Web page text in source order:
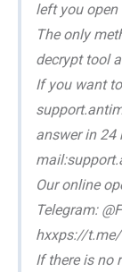
left you open
The only
decrypt tool
If you want
answer in 24
Our online
Telegram:
hxxps://
If there is no